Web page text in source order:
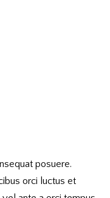
posuere.
orci luctus et